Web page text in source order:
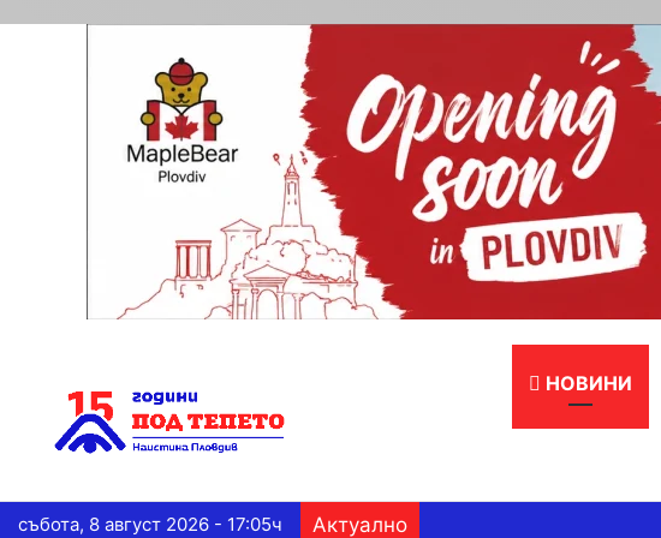
НОВИНИ
събота, 8 август 2026 - 17:05ч
Актуално